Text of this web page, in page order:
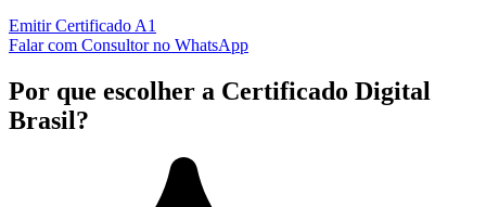
Emitir Certificado A1
Falar com Consultor no WhatsApp
Por que escolher a Certificado Digital
Brasil?